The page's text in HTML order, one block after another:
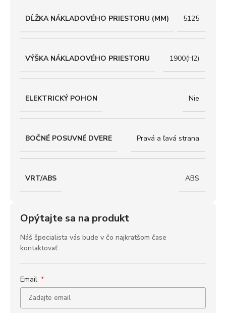
DĹŽKA NÁKLADOVÉHO PRIESTORU (MM) 5125
VÝŠKA NÁKLADOVÉHO PRIESTORU 1900(H2)
ELEKTRICKÝ POHON Nie
BOČNÉ POSUVNÉ DVERE Pravá a ľavá strana
VRT/ABS ABS
Opýtajte sa na produkt
Náš špecialista vás bude v čo najkratšom čase
kontaktovať.
Email